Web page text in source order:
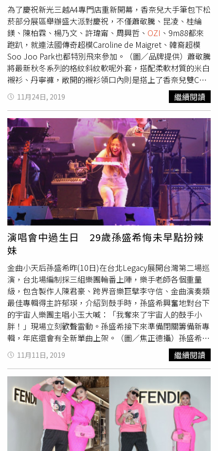
為了慶祝新光三越A4專門店重新開幕，香奈兒大手筆包下松
菸部分展區舉辦盛大派對慶祝，不僅蕭敬騰、昆凌、桂綸
鎂、陳柏霖、楊乃文、許瑋甯、周興哲、 OZI 、9m88都來
跑趴，就連法國傳奇超模Caroline de Maigret、韓裔超模
Soo Joo Park也都特別飛來參加。（圖／品牌提供）蕭敬騰
將最新秋冬系列的格紋斜紋軟呢外套，搭配柔軟材質的米白
襯衫、丹寧褲，敞開的襯衫領口內則是搭上了香奈兒雙C
LOGO皮穿鍊多層次項鍊疊搭出奢華感，小巧的列車標示別
針點亮色調偏重的灰棕色外套成為造型一大亮點，最後再反
折褲管搭上棕色皮靴，讓女裝男穿也照樣帥氣。（圖／品牌
提供）昆凌則是穿上19/20度假系列中，以經典斜紋軟呢拼
接綠色帆布的率性大衣，內搭上同款花色的背心與七分寬
褲，巧妙的將女性的柔美與個性結合，最後再搭上雙色漆皮
低跟鞋作為色彩亮點，就算派對也可以帥氣！（圖／品牌提
供）許瑋甯同樣選擇19/20度假系列，以帶有休閒感的印花
平口上衣、緊身褲，俏麗搭配紅色緄邊開襟針織衫，將華麗
的部分留給配飾，康朋街31號掛飾金屬長鍊搭配號誌燈造型
水晶鑲飾硬殼包，讓奢華中又不忘俏皮。（圖／品牌提供）
率性帶有些頹廢感的陳柏霖，即便一頭長髮、留起小鬍渣，
穿搭起香奈兒更有另一番味道。沒有太過繁複的搭配，以白
襯衫、黑色合身九分褲打底，搭配秋冬系列的提花針織長版
外套，將腰帶斜掛在胸前作裝飾，穿上女裝帥度依舊爆棚。
（圖／品牌提供）率性短髮已經成為標準的桂綸鎂，即便跑
趴也照樣選擇率性俐落的海軍藍雙排釦外套搭配同色開釦背
心內襯上立領白色襯衫，下身搭配同色九分寬褲，以套裝
LOOK搭配奢華的鎖頭墜飾圓形耳環與橄欖綠色菱格布面19
包。
11月24日, 2019 繼續閱讀
演唱會中過生日 29歲孫盛希悔未早點扮辣
妹
金曲小天后孫盛希昨(10日)在台北Legacy展開台灣第二場巡
演，台北場編制採三組樂團輪番上陣，樂手老師各個重量
級，包含製作人陳君豪、跨界音樂巨擘李守信、金曲演奏類
最佳專輯得主許郁瑛，介紹到鼓手時，孫盛希興奮地對台下
的宇宙人樂團主唱小玉大喊：「我奪來了宇宙人的鼓手小
胖！」現場立刻歡聲雷動。孫盛希接下來準備閉關籌備新專
輯，年底還會有全新單曲上架。（圖／焦正德攝）孫盛希滿
心歡喜地表示：「能和那麼多厲害的老師同台演出，非常興
奮！這次特別邀請到希遊記專輯的原班人馬共同演出，重現
希遊記當初的實驗創作精神。」樂於透過音樂結交朋友的孫
盛希，不僅獲得廣大粉絲支持，也有許多藝人朋友到場響
應，此外，孫盛希的弟弟特別從韓國來台支持姊姊，家人間
濃密的情感不言而諭。本月13日是孫盛希29歲生日，工作
人員和樂手串通好給她驚喜，〈We can’t be together〉
前奏一下，吉他手出現明顯失誤，孫盛希寬容地給他第二次
機會，同時告誡他：「如果再彈錯，下次就不找你演出
11月11日, 2019 繼續閱讀